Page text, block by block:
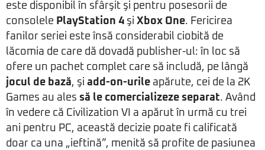
este disponibil în sfârşit şi pentru posesorii de
consolele PlayStation 4 şi Xbox One. Fericirea
fanilor seriei este însă considerabil ciobită de
lăcomia de care dă dovadă publisher-ul: în loc să
ofere un pachet complet care să includă, pe lângă
jocul de bază, şi add-on-urile apărute, cei de la 2K
Games au ales să le comercializeze separat. Având
în vedere că Civilization VI a apărut în urmă cu trei
ani pentru PC, această decizie poate fi calificată
doar ca una „ieftină”, menită să profite de pasiunea